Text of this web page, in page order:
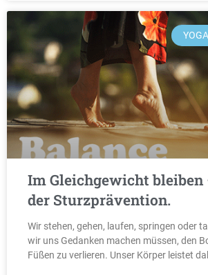
Im Gleichgewicht bleiben
der Sturzprävention.
Wir stehen, gehen, laufen, springen oder
wir uns Gedanken machen müssen, den
Füßen zu verlieren. Unser Körper leistet